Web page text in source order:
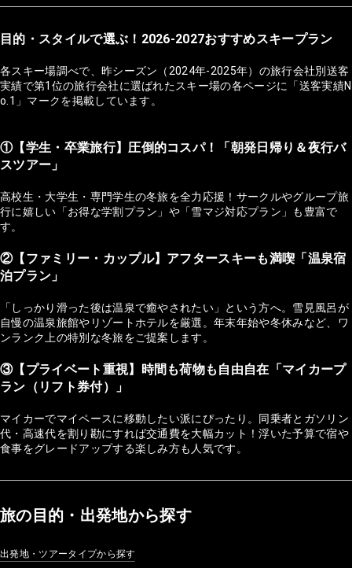
目的・スタイルで選ぶ！2026-2027おすすめスキープラン
各スキー場調べで、昨シーズン（2024年-2025年）の旅行会社別送客
実績で第1位の旅行会社に選ばれたスキー場の各ページに「送客実績N
o.1」マークを掲載しています。
①【学生・卒業旅行】圧倒的コスパ！「朝発日帰り＆夜行バ
スツアー」
高校生・大学生・専門学生の冬旅を全力応援！サークルやグループ旅
行に嬉しい「お得な学割プラン」や「雪マジ対応プラン」も豊富で
す。
②【ファミリー・カップル】アフタースキーも満喫「温泉宿
泊プラン」
「しっかり滑った後は温泉で癒やされたい」という方へ。雪見風呂が
自慢の温泉旅館やリゾートホテルを厳選。年末年始や冬休みなど、ワ
ンランク上の特別な冬旅をご提案します。
③【プライベート重視】時間も荷物も自由自在「マイカープ
ラン（リフト券付）」
マイカーでマイペースに移動したい派にぴったり。同乗者とガソリン
代・高速代を割り勘にすれば交通費を大幅カット！浮いた予算で宿や
食事をグレードアップする楽しみ方も人気です。
旅の目的・出発地から探す
出発地・ツアータイプから探す